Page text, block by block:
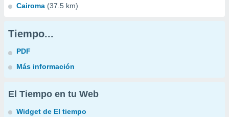
Cairoma (37.5 km)
Tiempo...
PDF
Más información
El Tiempo en tu Web
Widget de El tiempo